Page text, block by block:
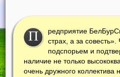
П
редприятие
страх, а за
подспорьем и
наличие не только
очень дружного коллектива